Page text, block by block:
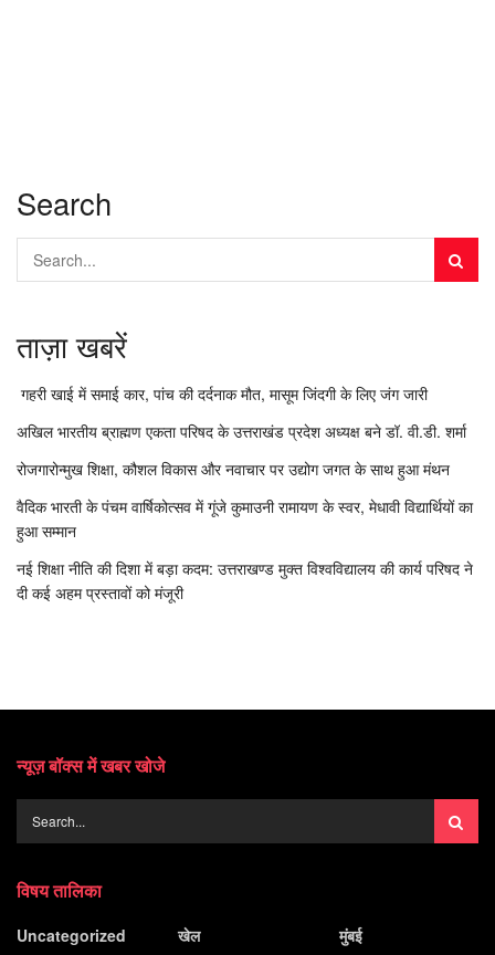
Search
ताज़ा खबरें
गहरी खाई में समाई कार, पांच की दर्दनाक मौत, मासूम जिंदगी के लिए जंग जारी
अखिल भारतीय ब्राह्मण एकता परिषद के उत्तराखंड प्रदेश अध्यक्ष बने डॉ. वी.डी. शर्मा
रोजगारोन्मुख शिक्षा, कौशल विकास और नवाचार पर उद्योग जगत के साथ हुआ मंथन
वैदिक भारती के पंचम वार्षिकोत्सव में गूंजे कुमाउनी रामायण के स्वर, मेधावी विद्यार्थियों का
हुआ सम्मान
नई शिक्षा नीति की दिशा में बड़ा कदम: उत्तराखण्ड मुक्त विश्वविद्यालय की कार्य परिषद ने
दी कई अहम प्रस्तावों को मंजूरी
न्यूज़ बॉक्स में खबर खोजे
विषय तालिका
Uncategorized
खेल
मुंबई